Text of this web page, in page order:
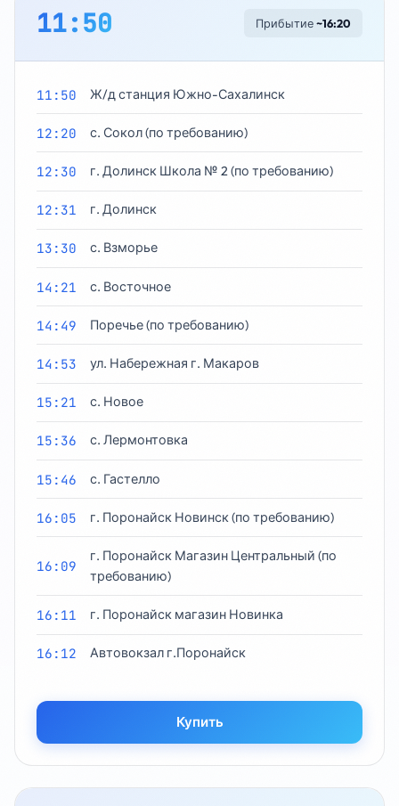
11:50 Прибытие~16:20
11:50 Ж/д станция Южно-Сахалинск
12:20 с. Сокол (по требованию)
12:30 г. Долинск Школа № 2 (по требованию)
12:31 г. Долинск
13:30 с. Взморье
14:21 с. Восточное
14:49 Поречье (по требованию)
14:53 ул. Набережная г. Макаров
15:21 с. Новое
15:36 с. Лермонтовка
15:46 с. Гастелло
16:05 г. Поронайск Новинск (по требованию)
16:09
г. Поронайск Магазин Центральный (по
требованию)
16:11 г. Поронайск магазин Новинка
16:12 Автовокзал г.Поронайск
Купить